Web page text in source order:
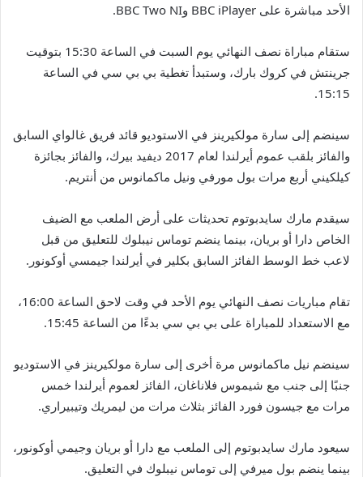
الأحد مباشرة على BBC iPlayer وBBC Two NI.
ستقام مباراة نصف النهائي يوم السبت في الساعة 15:30 بتوقيت
جرينتش في كروك بارك، وستبدأ تغطية بي بي سي في الساعة
15:15.
سينضم إلى سارة مولكيرينز في الاستوديو قائد فريق غالواي السابق
والفائز بلقب عموم أيرلندا لعام 2017 ديفيد بيرك، والفائز بجائزة
كيلكيني أربع مرات بول مورفي ونيل ماكمانوس من أنتريم.
سيقدم مارك سايدبوتوم تحديثات على أرض الملعب مع الضيف
الخاص دارا أو بريان، بينما ينضم توماس نيبلوك للتعليق من قبل
لاعب خط الوسط الفائز السابق بكلير في أيرلندا جيمسي أوكونور.
تقام مباريات نصف النهائي يوم الأحد في وقت لاحق الساعة 16:00،
مع الاستعداد للمباراة على بي بي سي بدءًا من الساعة 15:45.
سينضم نيل ماكمانوس مرة أخرى إلى سارة مولكيرينز في الاستوديو
جنبًا إلى جنب مع شيموس فلاناغان، الفائز لعموم أيرلندا خمس
مرات مع جيسون فورد الفائز بثلاث مرات من ليمريك وتيبيراري.
سيعود مارك سايدبوتوم إلى الملعب مع دارا أو بريان وجيمي أوكونور،
بينما ينضم بول ميرفي إلى توماس نيبلوك في التعليق.